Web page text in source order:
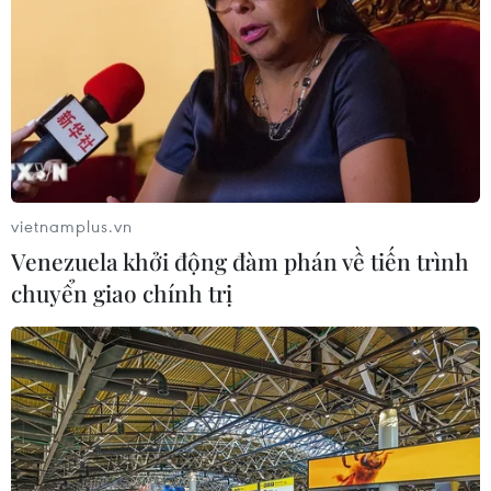
vietnamplus.vn
Venezuela khởi động đàm phán về tiến trình
chuyển giao chính trị